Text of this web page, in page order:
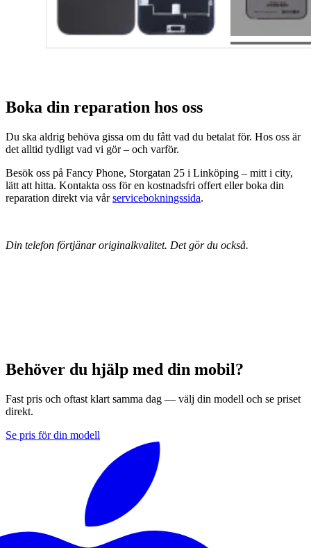
Boka din reparation hos oss
Du ska aldrig behöva gissa om du fått vad du betalat för. Hos oss är
det alltid tydligt vad vi gör – och varför.
Besök oss på Fancy Phone, Storgatan 25 i Linköping – mitt i city,
lätt att hitta. Kontakta oss för en kostnadsfri offert eller boka din
reparation direkt via vårservicebokningssida.
Din telefon förtjänar originalkvalitet. Det gör du också.
Behöver du hjälp med din mobil?
Fast pris och oftast klart samma dag — välj din modell och se priset
direkt.
Se pris för din modell